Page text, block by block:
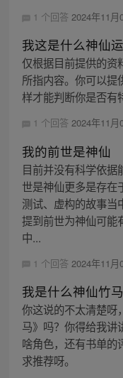
1 个回答 2024年11月
我这是什么神仙
仅根据目前提供的资
所指内容。你可以提
样才能判断你是否有
1 个回答 2024年11月
我的前世是神仙
目前并没有科学依据
世是神仙更多是存在
测试、虚构的故事当
提到前世为神仙可能
中...
1 个回答 2024年11
我是什么神仙竹
你这说的不太清楚呀
马》吗？你得给我讲
啥角色，还有书单的
求推荐呀。